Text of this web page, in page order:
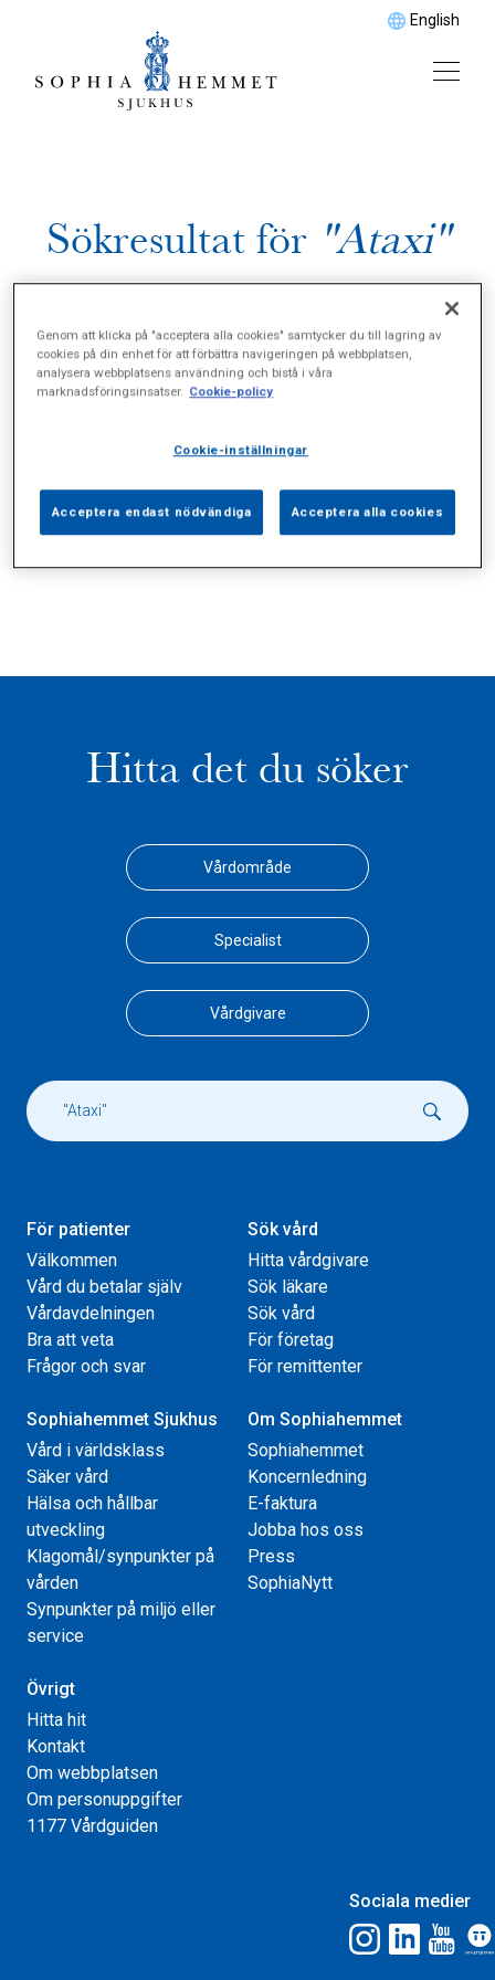
English
Sökresultat för "Ataxi"
Vårdgivare (1)
Hitta det du söker
Vårdområde
Specialist
Vårdgivare
För patienter
Välkommen
Vård du betalar själv
Vårdavdelningen
Bra att veta
Frågor och svar
Sök vård
Hitta vårdgivare
Sök läkare
Sök vård
För företag
För remittenter
Sophiahemmet Sjukhus
Vård i världsklass
Säker vård
Hälsa och hållbar
utveckling
Klagomål/synpunkter på
vården
Synpunkter på miljö eller
service
Om Sophiahemmet
Sophiahemmet
Koncernledning
E-faktura
Jobba hos oss
Press
SophiaNytt
Övrigt
Hitta hit
Kontakt
Om webbplatsen
Om personuppgifter
1177 Vårdguiden
Sociala medier
Genom att klicka på "acceptera alla cookies" samtycker du till lagring av
cookies på din enhet för att förbättra navigeringen på webbplatsen,
analysera webbplatsens användning och bistå i våra
marknadsföringsinsatser. Cookie-policy
Cookie-inställningar
Acceptera endast nödvändiga Acceptera alla cookies